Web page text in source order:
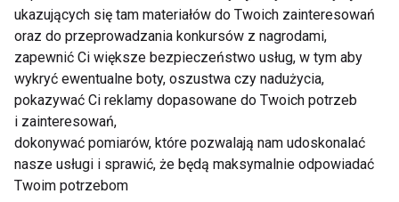
REDAKCJA
ukazujących się tam materiałów do Twoich zainteresowań
oraz do przeprowadzania konkursów z nagrodami,
zapewnić Ci większe bezpieczeństwo usług, w tym aby
wykryć ewentualne boty, oszustwa czy nadużycia,
pokazywać Ci reklamy dopasowane do Twoich potrzeb
i zainteresowań,
dokonywać pomiarów, które pozwalają nam udoskonalać
nasze usługi i sprawić, że będą maksymalnie odpowiadać
Twoim potrzebom